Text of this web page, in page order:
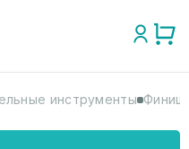
инструменты